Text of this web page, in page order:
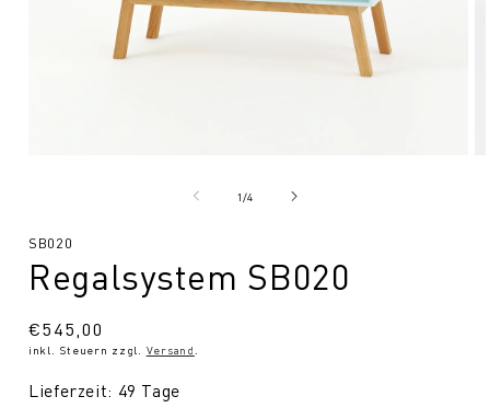
1/von
4
SKU:
SB020
Regalsystem SB020
Normaler
Preis
€545,00
inkl. Steuern zzgl. Versand
Lieferzeit: 49 Tage